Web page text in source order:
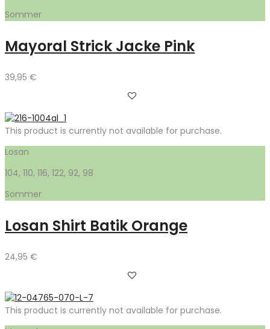
Sommer
Mayoral Strick Jacke Pink
39,95 €
This product is currently not available for purchase.
Losan
104, 110, 116, 122, 92, 98
Sommer
Losan Shirt Batik Orange
24,95 €
This product is currently not available for purchase.